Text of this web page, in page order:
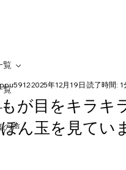
覧
ト
の声
覧
が目をキラキ
ん玉を見てい
2025年12月19日 読了時間: 1